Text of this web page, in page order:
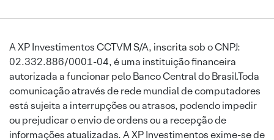
A XP Investimentos CCTVM S/A, inscrita sob o CNPJ:
02.332.886/0001-04, é uma instituição financeira
autorizada a funcionar pelo Banco Central do Brasil.Toda
comunicação através de rede mundial de computadores
está sujeita a interrupções ou atrasos, podendo impedir
ou prejudicar o envio de ordens ou a recepção de
informações atualizadas. A XP Investimentos exime-se de